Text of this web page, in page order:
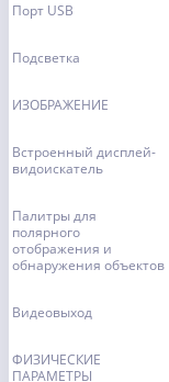
Порт USB
Подсветка
ИЗОБРАЖЕНИЕ
Встроенный дисплей-
видоискатель
Палитры для
полярного
отображения и
обнаружения объектов
Видеовыход
ФИЗИЧЕСКИЕ
ПАРАМЕТРЫ